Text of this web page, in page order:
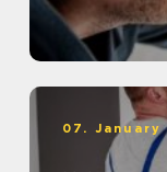
07. January